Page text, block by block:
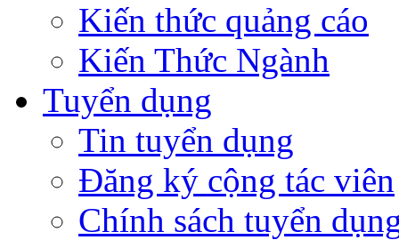
Kiến thức quảng cáo
Kiến Thức Ngành
Tuyển dụng
Tin tuyển dụng
Đăng ký cộng tác viên
Chính sách tuyển